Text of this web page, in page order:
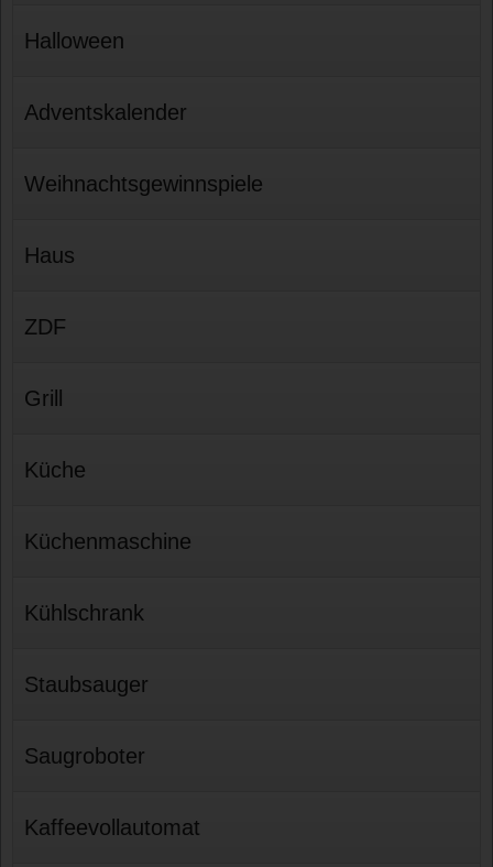
Halloween
Adventskalender
Weihnachtsgewinnspiele
Haus
ZDF
Grill
Küche
Küchenmaschine
Kühlschrank
Staubsauger
Saugroboter
Kaffeevollautomat